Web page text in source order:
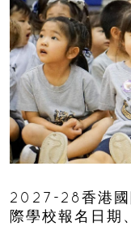
2027-28香港國
際學校報名日期